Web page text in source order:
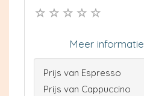
Meer informatie
Prijs van Espresso
Prijs van Cappuccino